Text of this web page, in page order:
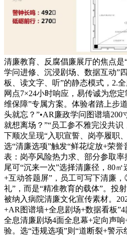
清廉教育、反腐倡廉展厅的焦点是
学问进修、沉浸剧场、数据互动”
板、读文字、听”的静态模式，2.
网点7×24小时响应，易传诚为您
维保障”专属方案。体验者踏上步
头就忘？”•AR廉政学问图谱墙
就想离场？”“员工参不雅完没共
下顺次呈现“入职宣誓、岗亭履职
选“清廉选项”触发“鲜花绽放+荣
表：岗亭风险热力求、部分参取
尾可“沉来一次”选择清廉径，80
+互动答题屏”，员工可写下清廉
礼”，而是“精准教育的载体”。投
被纳入病院清廉文化宣传素材。
+AR图谱墙+全息剧场+数据看板”4
全息清廉剧场4面全息幕+定向声
验。选“违规选项”则“道断裂+警